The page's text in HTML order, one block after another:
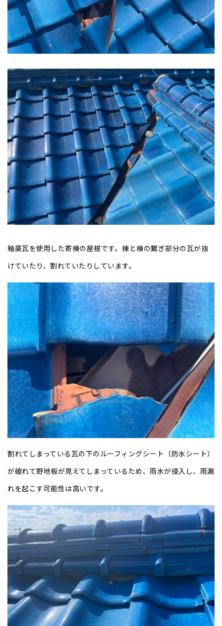
釉薬瓦を使用した寄棟の屋根です。棟と棟の繋ぎ部分の瓦が抜
けていたり、割れていたりしています。
割れてしまっている瓦の下のルーフィングシート（防水シート）
が破れて野地板が見えてしまっているため、雨水が侵入し、雨漏
れを起こす可能性は高いです。